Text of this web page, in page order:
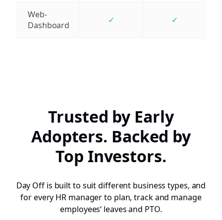
Web-
Dashboard
✓ ✓
Trusted by Early
Adopters. Backed by
Top Investors.
Day Off is built to suit different business types, and
for every HR manager to plan, track and manage
employees‘ leaves and PTO.